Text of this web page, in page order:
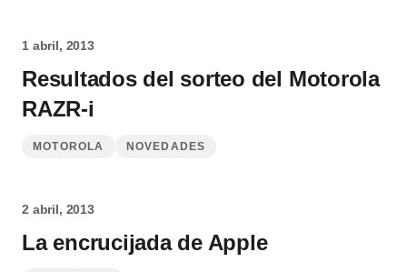
1 abril, 2013
Resultados del sorteo del Motorola
RAZR-i
MOTOROLA NOVEDADES
2 abril, 2013
La encrucijada de Apple